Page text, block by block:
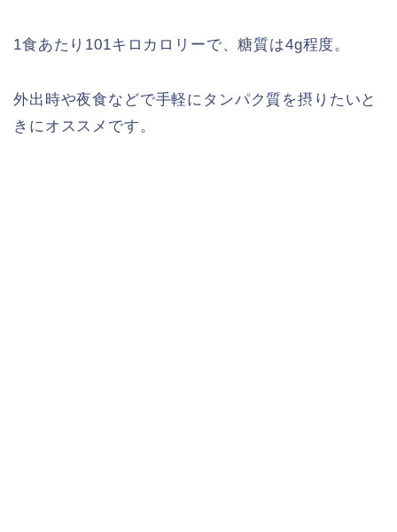
1食あたり101キロカロリーで、糖質は4g程度。
外出時や夜食などで手軽にタンパク質を摂りたいと
きにオススメです。